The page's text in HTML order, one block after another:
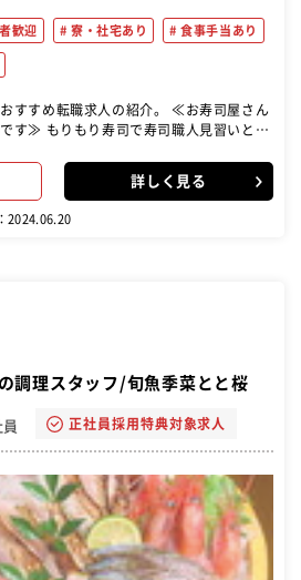
歓迎 寮・社宅あり 食事手当あり
職求人の紹介。 ≪お寿司屋さん
す≫ もりもり寿司で寿司職人見習いとし
人を目指せます！ 【具体的に
（魚をさばく） ・仕入れや仕込み ・在庫
をつかんでもらいたいので、ホールや洗
の盛付けなどをご指導します。 （半年
入って、お客様の前で握りを練習してい
あります。コツコツ現場で頑張っていた
舗の社長として経営をおこなっている実
が多くて飽きない仕事です＞ 「まぐろ」
ぶり」…など、多くの魚を扱っている当
魚が違うので、いろいろな魚のさばき方
コツと努力し、プロの寿司職人を目指せ
寿司を握ったり、魚をさばく技術は、無
詳しく見る
2024.06.20
調理スタッフ/旬魚季菜とと桜
員 正社員採用特典対象求人